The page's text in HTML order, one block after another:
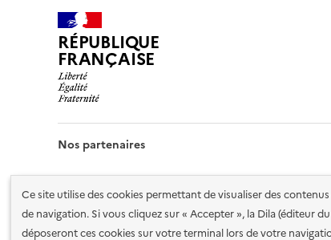
Ce site utilise des cookies permettant de visualiser des
de navigation. Si vous cliquez sur « Accepter », la Dila (éditeur
déposeront ces cookies sur votre terminal lors de votre
RÉPUBLIQUE
FRANÇAISE
Nos partenaires